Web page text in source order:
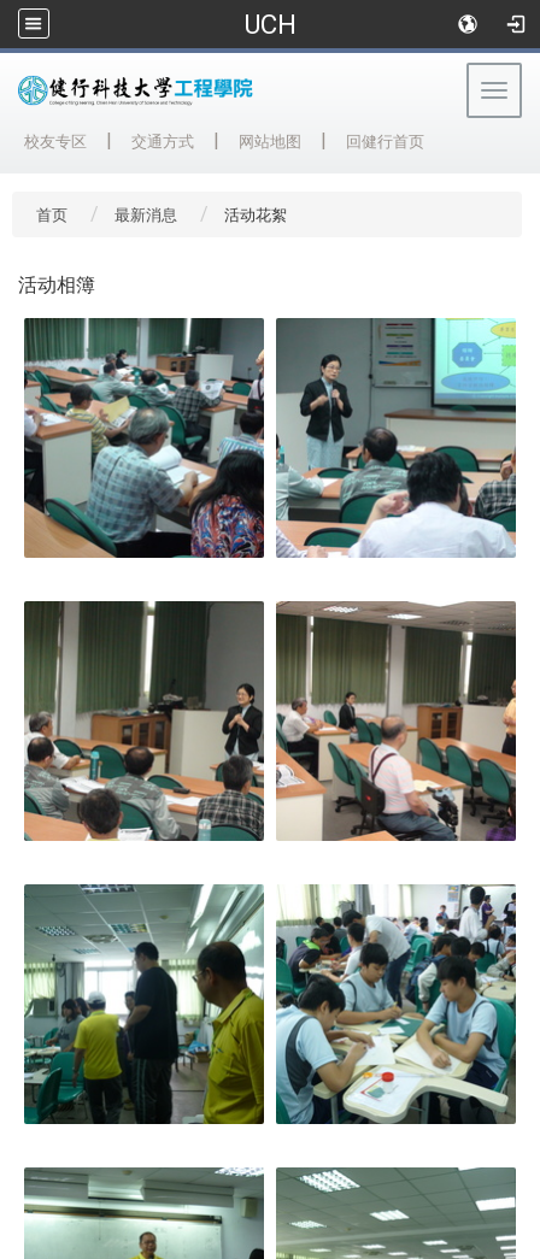
UCH
校友专区 | 交通方式 | 网站地图 | 回健行首页
首页 最新消息 活动花絮
活动相簿